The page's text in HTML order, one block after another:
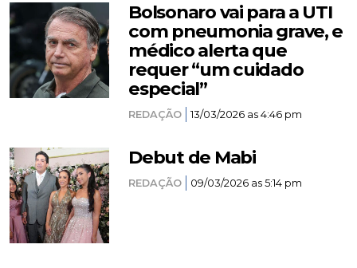
Bolsonaro vai para a UTI
com pneumonia grave, e
médico alerta que
requer “um cuidado
especial”
REDAÇÃO 13/03/2026 as 4:46 pm
Debut de Mabi
REDAÇÃO 09/03/2026 as 5:14 pm